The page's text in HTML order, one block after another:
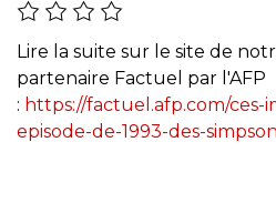
Lire la suite sur le site de
partenaire Factuel par l'AFP
: https://factuel.afp.com/ces-
episode-de-1993-des-